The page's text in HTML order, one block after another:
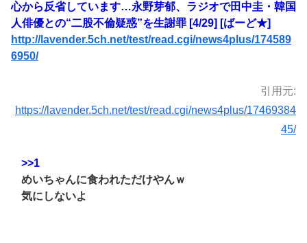
心から反省しています…永野芽郁、ラジオで田中圭・韓国
人俳優との“二股不倫疑惑”を生謝罪 [4/29] [ばーど★]
http://lavender.5ch.net/test/read.cgi/news4plus/174589
6950/
引用元:
https://lavender.5ch.net/test/read.cgi/news4plus/17469384
45/
>>1
めいちゃんに食われただけやんｗ
気にしないよ